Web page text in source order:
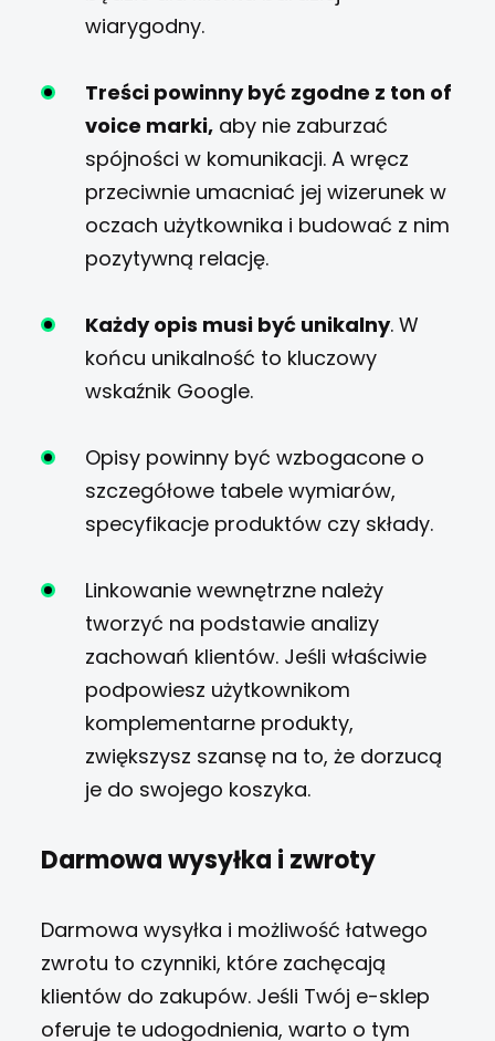
wiarygodny.
Treści powinny być zgodne z ton of
voice marki, aby nie zaburzać
spójności w komunikacji. A wręcz
przeciwnie umacniać jej wizerunek w
oczach użytkownika i budować z nim
pozytywną relację.
Każdy opis musi być unikalny. W
końcu unikalność to kluczowy
wskaźnik Google.
Opisy powinny być wzbogacone o
szczegółowe tabele wymiarów,
specyfikacje produktów czy składy.
Linkowanie wewnętrzne należy
tworzyć na podstawie analizy
zachowań klientów. Jeśli właściwie
podpowiesz użytkownikom
komplementarne produkty,
zwiększysz szansę na to, że dorzucą
je do swojego koszyka.
Darmowa wysyłka i zwroty
Darmowa wysyłka i możliwość łatwego
zwrotu to czynniki, które zachęcają
klientów do zakupów. Jeśli Twój e-sklep
oferuje te udogodnienia, warto o tym